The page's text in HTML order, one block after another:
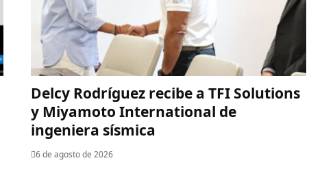
Delcy Rodríguez recibe a TFI Solutions
y Miyamoto International de
ingeniera sísmica
6 de agosto de 2026